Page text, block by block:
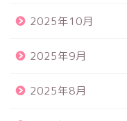
2025年10月
2025年9月
2025年8月